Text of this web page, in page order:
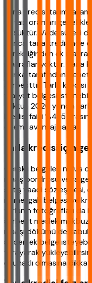
Tarla kredisi tarımsal
ve faiz oranları
düşüktür. Vade süresi
Ayrıca tarla kredisinde
gerektiğinden ek
masraflar yoktur. Tarla
banka tarafından
serbesttir. Tarla kredisi
faaliyet belgesi
yoktur. 2026 yılında
kredisi faizi %4-5
önemli avantaj sağlar.
Tarla kredisi için
Gerekli belgeler: nüfus
maaş bordrosu veya
satış vaadi sözleşmesi,
ikametgah belgesi ve
tarlanın fotoğrafları da
serbest meslek
maaşı dökümü de kabul
sizden ek belge
tarayarak
okunaklı olmasına